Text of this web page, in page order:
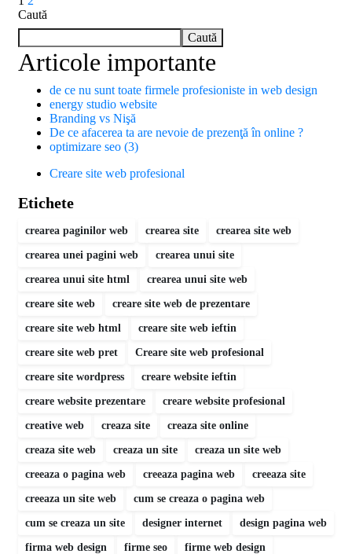
Caută
Caută
Articole importante
de ce nu sunt toate firmele profesioniste in web design
energy studio website
Branding vs Nişă
De ce afacerea ta are nevoie de prezenţă în online ?
optimizare seo (3)
Creare site web profesional
Etichete
crearea paginilor web crearea site crearea site web
crearea unei pagini web crearea unui site
crearea unui site html crearea unui site web
creare site web creare site web de prezentare
creare site web html creare site web ieftin
creare site web pret Creare site web profesional
creare site wordpress creare website ieftin
creare website prezentare creare website profesional
creative web creaza site creaza site online
creaza site web creaza un site creaza un site web
creeaza o pagina web creeaza pagina web creeaza site
creeaza un site web cum se creaza o pagina web
cum se creaza un site designer internet design pagina web
firma web design firme seo firme web design